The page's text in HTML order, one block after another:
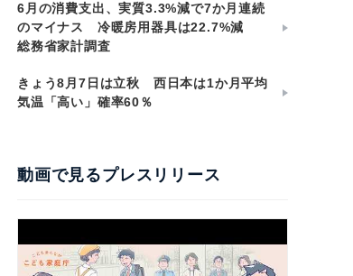
6月の消費支出、実質3.3%減で7か月連続
のマイナス 冷暖房用器具は22.7%減
総務省家計調査
きょう8月7日は立秋 西日本は1か月平均
気温「高い」確率60％
動画で見るプレスリリース